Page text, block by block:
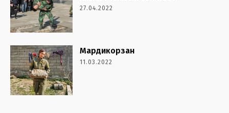
27.04.2022
Мардикорзан
11.03.2022